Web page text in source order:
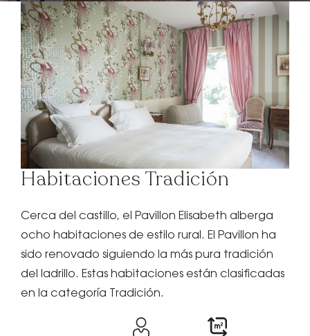
GIFT BOX
RESERVE SU
EVENTO
Habitaciones Tradición
Cerca del castillo, el Pavillon Elisabeth alberga
ocho habitaciones de estilo rural. El Pavillon ha
sido renovado siguiendo la más pura tradición
del ladrillo. Estas habitaciones están clasificadas
en la categoría Tradición.